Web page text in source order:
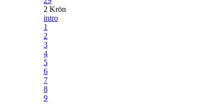
2 Krön
intro
1
2
3
4
5
6
7
8
9